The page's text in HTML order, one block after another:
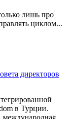
лишь про
циклом...
директоров
в Турции.